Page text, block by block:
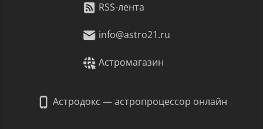
RSS-лента
info@astro21.ru
Астромагазин
Астродокс — астропроцессор онлайн